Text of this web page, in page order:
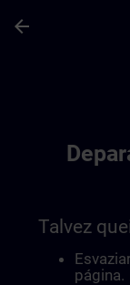
arrow_back
Talvez
página.